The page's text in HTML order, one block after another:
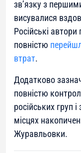
зв’язку з
висувалися
Російські
повністю
втрат.
Додатково
повністю
російських груп
місцях
Журавльовки.